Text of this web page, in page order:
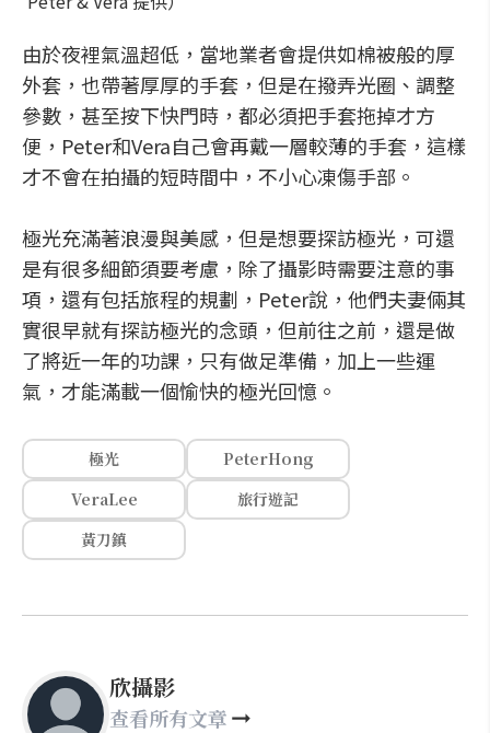
由於夜裡氣溫超低，當地業者會提供如棉被般的厚
外套，也帶著厚厚的手套，但是在撥弄光圈、調整
參數，甚至按下快門時，都必須把手套拖掉才方
便，Peter和Vera自己會再戴一層較薄的手套，這樣
才不會在拍攝的短時間中，不小心凍傷手部。
極光充滿著浪漫與美感，但是想要探訪極光，可還
是有很多細節須要考慮，除了攝影時需要注意的事
項，還有包括旅程的規劃，Peter說，他們夫妻倆其
實很早就有探訪極光的念頭，但前往之前，還是做
了將近一年的功課，只有做足準備，加上一些運
氣，才能滿載一個愉快的極光回憶。
極光
PeterHong
VeraLee
旅行遊記
黃刀鎮
欣攝影
查看所有文章